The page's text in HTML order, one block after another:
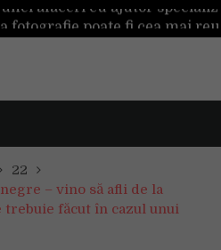
Mașinile de spălat și uscătoarele bazate pe inteligență artificială îți cunosc hainele mai bine decât tine
22
– vino să afli de la
trebuie făcut în cazul unui